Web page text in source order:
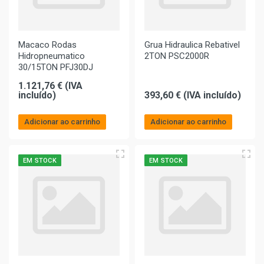
Macaco Rodas
Hidropneumatico
30/15TON PFJ30DJ
1.121,76 € (IVA
incluído)
Adicionar ao carrinho
Grua Hidraulica Rebativel
2TON PSC2000R
393,60 € (IVA incluído)
Adicionar ao carrinho
EM STOCK EM STOCK